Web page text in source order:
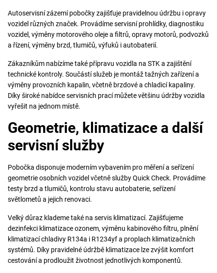
Autoservisní zázemí pobočky zajišťuje pravidelnou údržbu i opravy
vozidel různých značek. Provádíme servisní prohlídky, diagnostiku
vozidel, výměny motorového oleje a filtrů, opravy motorů, podvozků
a řízení, výměny brzd, tlumičů, výfuků i autobaterií.
Zákazníkům nabízíme také přípravu vozidla na STK a zajištění
technické kontroly. Součástí služeb je montáž tažných zařízení a
výměny provozních kapalin, včetně brzdové a chladicí kapaliny.
Díky široké nabídce servisních prací můžete většinu údržby vozidla
vyřešit na jednom místě.
Geometrie, klimatizace a další
servisní služby
Pobočka disponuje moderním vybavením pro měření a seřízení
geometrie osobních vozidel včetně služby Quick Check. Provádíme
testy brzd a tlumičů, kontrolu stavu autobaterie, seřízení
světlometů a jejich renovaci.
Velký důraz klademe také na servis klimatizací. Zajišťujeme
dezinfekci klimatizace ozonem, výměnu kabinového filtru, plnění
klimatizací chladivy R134a i R1234yf a proplach klimatizačních
systémů. Díky pravidelné údržbě klimatizace lze zvýšit komfort
cestování a prodloužit životnost jednotlivých komponentů.